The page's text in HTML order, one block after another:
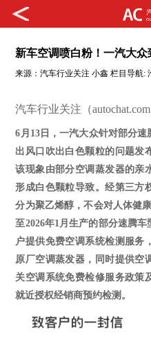
新车空调喷白粉！一汽大众
来源：汽车行业关注 小鑫 栏目导航:
汽车行业关注（
6月13日，一汽大众针对部分
出风口吹出白色颗粒的问题发
该现象由部分空调蒸发器的亲
形成白色颗粒导致。经第三方
分为聚乙烯醇，不会对人体健
至2026年1月生产的部分速腾
户提供免费空调系统检测服务
原厂空调蒸发器，同时提供空
关空调系统免费检修服务政策
就近授权经销商预约检测。